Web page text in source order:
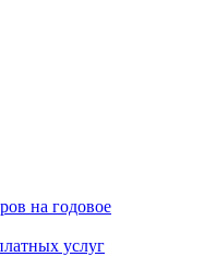
на годовое
услуг